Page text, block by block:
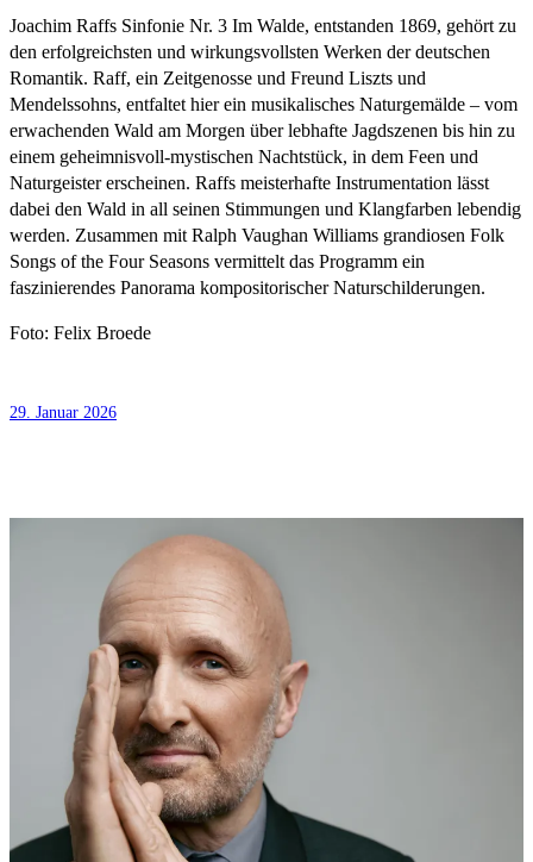
Joachim Raffs Sinfonie Nr. 3 Im Walde, entstanden 1869, gehört zu
den erfolgreichsten und wirkungsvollsten Werken der deutschen
Romantik. Raff, ein Zeitgenosse und Freund Liszts und
Mendelssohns, entfaltet hier ein musikalisches Naturgemälde – vom
erwachenden Wald am Morgen über lebhafte Jagdszenen bis hin zu
einem geheimnisvoll-mystischen Nachtstück, in dem Feen und
Naturgeister erscheinen. Raffs meisterhafte Instrumentation lässt
dabei den Wald in all seinen Stimmungen und Klangfarben lebendig
werden. Zusammen mit Ralph Vaughan Williams grandiosen Folk
Songs of the Four Seasons vermittelt das Programm ein
faszinierendes Panorama kompositorischer Naturschilderungen.
Foto: Felix Broede
29. Januar 2026